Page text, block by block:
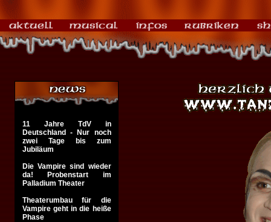
11 Jahre TdV in
Deutschland - Nur noch
zwei Tage bis zum
Jubiläum
Die Vampire sind wieder
da! Probenstart im
Palladium Theater
Theaterumbau für die
Vampire geht in die heiße
Phase